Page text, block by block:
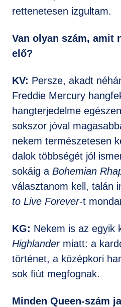
rettenetesen izgultam.
Van olyan szám, amit
elő?
KV: Persze, akadt
Freddie Mercury
hangterjedelme
sokszor jóval
nekem természetesen
dalok többségét jól
sokáig a Bohemian
választanom kell, talán
to Live Forever-t
KG: Nekem is az egyik
Highlander miatt: a
történet, a középkori
sok fiút megfognak.
Minden Queen-szám